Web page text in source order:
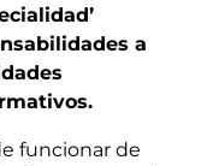
a
funcionar de